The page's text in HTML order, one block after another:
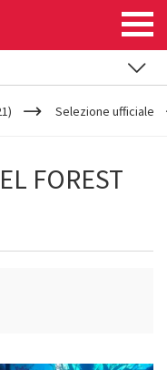
Selezione ufficiale
FOREST